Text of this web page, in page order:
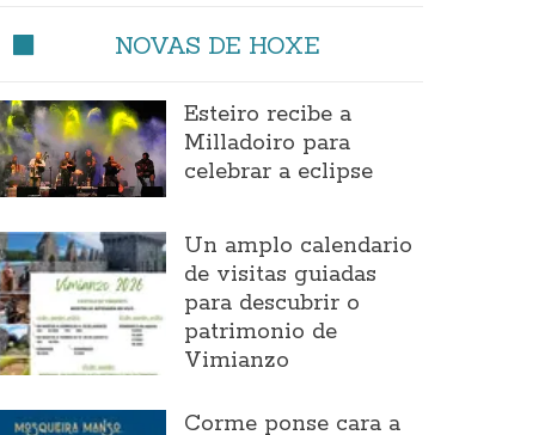
NOVAS DE HOXE
Esteiro recibe a
Milladoiro para
celebrar a eclipse
Un amplo calendario
de visitas guiadas
para descubrir o
patrimonio de
Vimianzo
Corme ponse cara a